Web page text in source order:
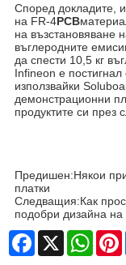
Според докладите,
на FR-4PCB
на възстановяване
въглеродните
да спести 10,5 кг
Infineon е постигнал
използвайки
демонстрационни
продуктите си през
Предишен:​Някои
платки
Следващия:Как
подобри дизайна на
Facebook
X